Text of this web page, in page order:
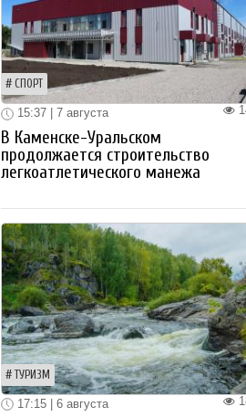
СПОРТ
15:37 | 7 августа
В Каменске-Уральском
продолжается строительство
легкоатлетического манежа
ТУРИЗМ
17:15 | 6 августа